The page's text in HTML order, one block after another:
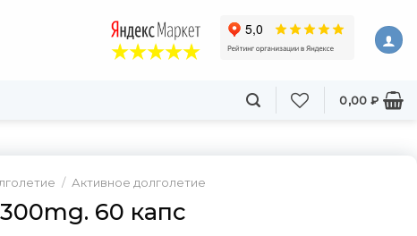
0,00 ₽
/ Активное долголетие
60 капс